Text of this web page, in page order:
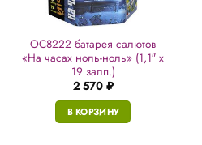
ОС8222 батарея салютов
«На часах ноль-ноль» (1,1″ х
19 залп.)
2 570 ₽
В КОРЗИНУ